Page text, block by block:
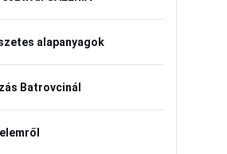
alapanyagok
Batrovcinál